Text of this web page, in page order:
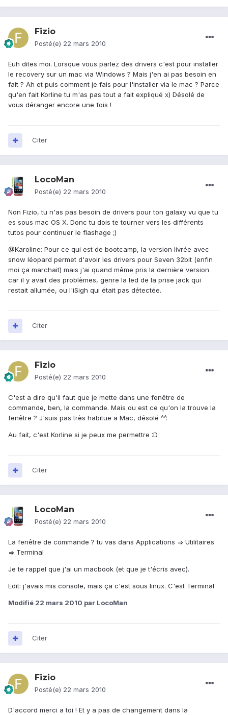
Fizio
Posté(e) 22 mars 2010
Euh dites moi. Lorsque vous parlez des drivers c'est pour installer
le recovery sur un mac via Windows ? Mais j'en ai pas besoin en
fait ? Ah et puis comment je fais pour l'installer via le mac ? Parce
qu'en fait Korline tu m'as pas tout a fait expliqué x) Désolé de
vous déranger encore une fois !
Citer
LocoMan
Posté(e) 22 mars 2010
Non Fizio, tu n'as pas besoin de drivers pour ton galaxy vu que tu
es sous mac OS X. Donc tu dois te tourner vers les différents
tutos pour continuer le flashage ;)
@Karoline: Pour ce qui est de bootcamp, la version livrée avec
snow léopard permet d'avoir les drivers pour Seven 32bit (enfin
moi ça marchait) mais j'ai quand même pris la dernière version
car il y avait des problèmes, genre la led de la prise jack qui
restait allumée, ou l'iSigh qui était pas détectée.
Citer
Fizio
Posté(e) 22 mars 2010
C'est a dire qu'il faut que je mette dans une fenêtre de
commande, ben, la commande. Mais ou est ce qu'on la trouve la
fenêtre ? J'suis pas très habitue a Mac, désolé ^^.
Au fait, c'est Korline si je peux me permettre :D
Citer
LocoMan
Posté(e) 22 mars 2010
La fenêtre de commande ? tu vas dans Applications => Utilitaires
=> Terminal
Je te rappel que j'ai un macbook (et que je t'écris avec).
Edit: j'avais mis console, mais ça c'est sous linux. C'est Terminal
Modifié 22 mars 2010 par LocoMan
Citer
Fizio
Posté(e) 22 mars 2010
D'accord merci a toi ! Et y a pas de changement dans la